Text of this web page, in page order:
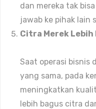
dan mereka tak
jawab ke pihak lain
Citra Merek Lebih
Saat operasi bisnis
yang sama, pada
meningkatkan
lebih bagus citra